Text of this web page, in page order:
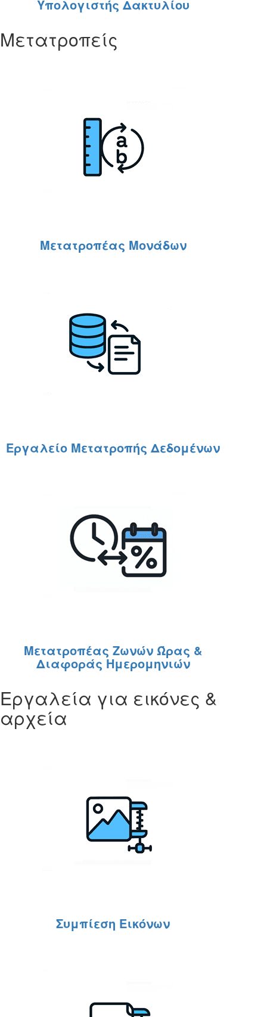
Υπολογιστής Δακτυλίου
Μετατροπείς
Μετατροπέας Μονάδων
Εργαλείο Μετατροπής Δεδομένων
Μετατροπέας Ζωνών Ώρας &
Διαφοράς Ημερομηνιών
Εργαλεία για εικόνες &
αρχεία
Συμπίεση Εικόνων